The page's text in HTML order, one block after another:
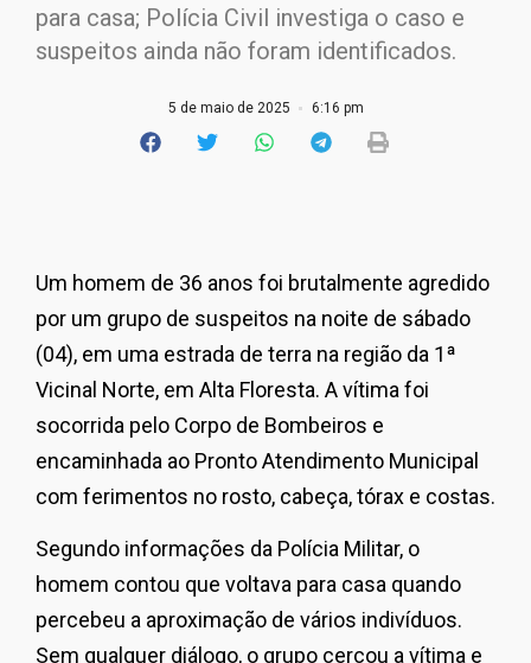
para casa; Polícia Civil investiga o caso e
suspeitos ainda não foram identificados.
5 de maio de 2025 6:16 pm
Um homem de 36 anos foi brutalmente agredido
por um grupo de suspeitos na noite de sábado
(04), em uma estrada de terra na região da 1ª
Vicinal Norte, em Alta Floresta. A vítima foi
socorrida pelo Corpo de Bombeiros e
encaminhada ao Pronto Atendimento Municipal
com ferimentos no rosto, cabeça, tórax e costas.
Segundo informações da Polícia Militar, o
homem contou que voltava para casa quando
percebeu a aproximação de vários indivíduos.
Sem qualquer diálogo, o grupo cercou a vítima e